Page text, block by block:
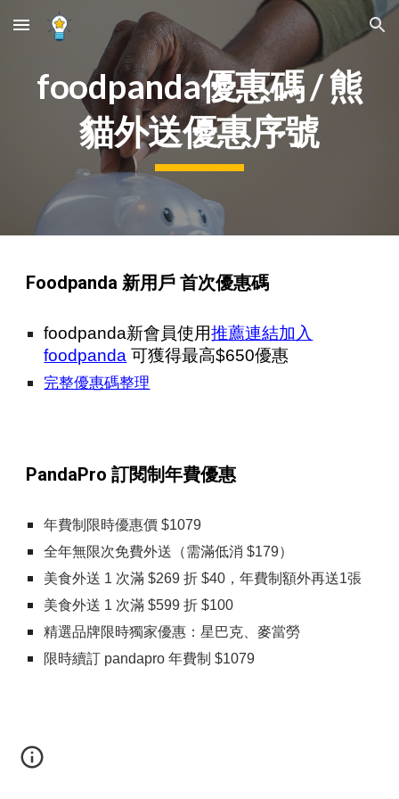
Skip to main content Skip to navigation
foodpanda優惠碼 / 熊
貓外送優惠序號
Foodpanda 新用戶 首次優惠碼
foodpanda新會員使用推薦連結加入
foodpanda 可獲得最高$650優惠
完整優惠碼整理
PandaPro 訂閱制年費優惠
年費制限時優惠價 $1079
全年無限次免費外送（需滿低消 $179）
美食外送 1 次滿 $269 折 $40，年費制額外再送1張
美食外送 1 次滿 $599 折 $100
精選品牌限時獨家優惠：星巴克、麥當勞
限時續訂 pandapro 年費制 $1079